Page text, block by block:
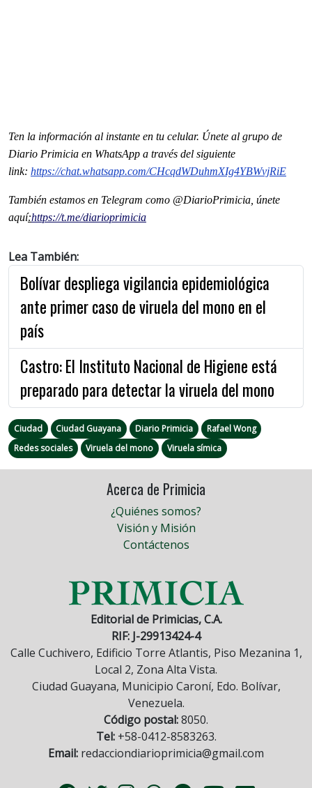
Ten la información al instante en tu celular. Únete al grupo de
Diario Primicia en WhatsApp a través del siguiente
link: https://chat.whatsapp.com/CHcqdWDuhmXIg4YBWvjRiE
También estamos en Telegram como @DiarioPrimicia, únete
aquí:https://t.me/diarioprimicia
Lea También:
Bolívar despliega vigilancia epidemiológica
ante primer caso de viruela del mono en el
país
Castro: El Instituto Nacional de Higiene está
preparado para detectar la viruela del mono
Ciudad Ciudad Guayana Diario Primicia
Rafael Wong
Redes sociales
Viruela del mono Viruela símica
Acerca de Primicia
¿Quiénes somos?
Visión y Misión
Contáctenos
Editorial de Primicias, C.A.
RIF: J-29913424-4
Calle Cuchivero, Edificio Torre Atlantis, Piso Mezanina 1,
Local 2, Zona Alta Vista.
Ciudad Guayana, Municipio Caroní, Edo. Bolívar,
Venezuela.
Código postal:8050.
Tel:+58-0412-8583263.
Email: redacciondiarioprimicia@gmail.com